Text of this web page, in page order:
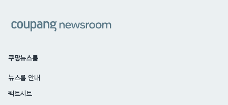
쿠팡뉴스룸
뉴스룸 안내
팩트시트